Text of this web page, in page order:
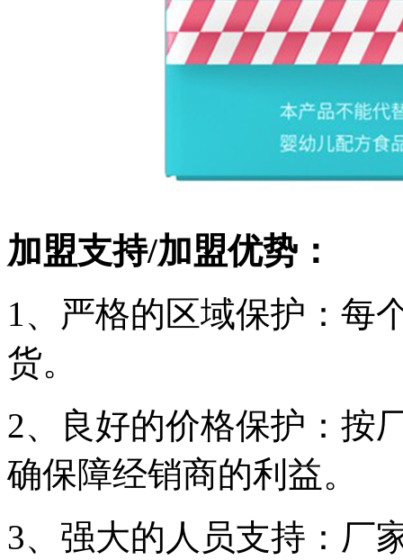
加盟支持/加盟优势：
1、严格的区域保护：每
货。
2、良好的价格保护：按
确保障经销商的利益。
3、强大的人员支持：厂